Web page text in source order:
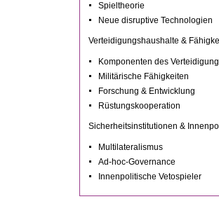
Spieltheorie
Neue disruptive Technologien
Verteidigungshaushalte &
Komponenten des
Militärische Fähigkeiten
Forschung & Entwicklung
Rüstungskooperation
Sicherheitsinstitutionen &
Multilateralismus
Ad-hoc-Governance
Innenpolitische Vetospieler